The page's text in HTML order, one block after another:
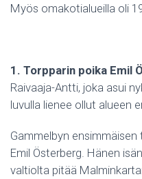
Myös omakotialueilla oli
1. Torpparin poika Emil
Raivaaja-Antti, joka asui
luvulla lienee ollut alueen
Gammelbyn
Emil Österberg. Hänen
valtiolta pitää